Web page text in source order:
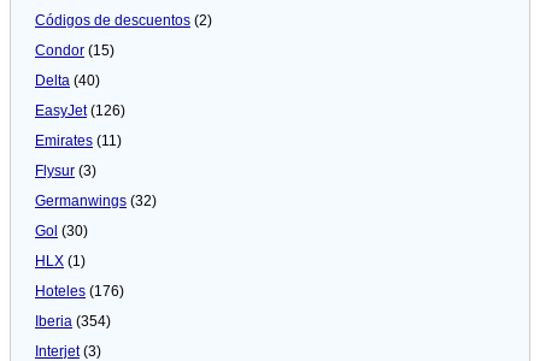
Códigos de descuentos (2)
Condor (15)
Delta (40)
EasyJet(126)
Emirates (11)
Flysur (3)
Germanwings (32)
Gol (30)
HLX (1)
Hoteles (176)
Iberia (354)
Interjet(3)